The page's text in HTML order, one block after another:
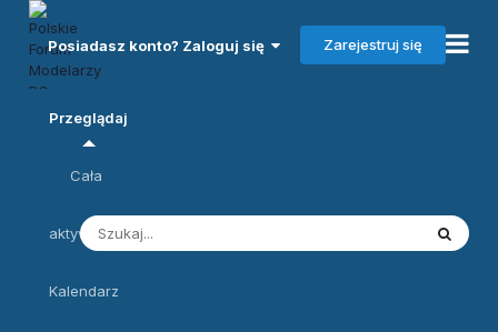
Posiadasz konto? Zaloguj się Zarejestruj się
Przeglądaj
Cała
aktywność
Kalendarz